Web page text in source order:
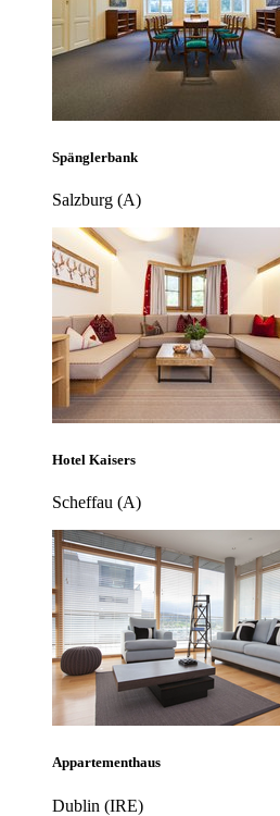
Spänglerbank
Salzburg (A)
Hotel Kaisers
Scheffau (A)
Appartementhaus
Dublin (IRE)